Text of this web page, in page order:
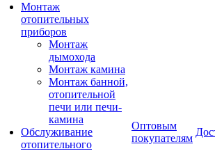
Монтаж
отопительных
приборов
Монтаж
дымохода
Монтаж камина
Монтаж банной,
отопительной
печи или печи-
камина
Обслуживание
отопительного
Оптовым
покупателям